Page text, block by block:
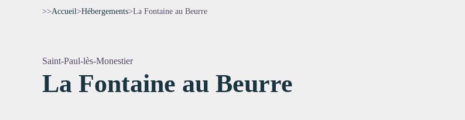
>>Accueil>Hébergements>La Fontaine au Beurre
Saint-Paul-lès-Monestier
La Fontaine au Beurre